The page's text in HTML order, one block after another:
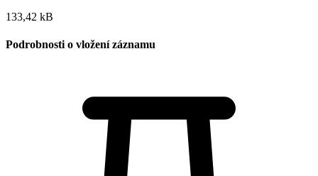
133,42 kB
Podrobnosti o vložení záznamu